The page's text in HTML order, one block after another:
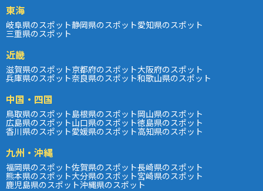
東海
岐阜県のスポット静岡県のスポット愛知県のスポット
三重県のスポット
近畿
滋賀県のスポット京都府のスポット大阪府のスポット
兵庫県のスポット奈良県のスポット和歌山県のスポット
中国・四国
鳥取県のスポット島根県のスポット岡山県のスポット
広島県のスポット山口県のスポット徳島県のスポット
香川県のスポット愛媛県のスポット高知県のスポット
九州・沖縄
福岡県のスポット佐賀県のスポット長崎県のスポット
熊本県のスポット大分県のスポット宮崎県のスポット
鹿児島県のスポット沖縄県のスポット